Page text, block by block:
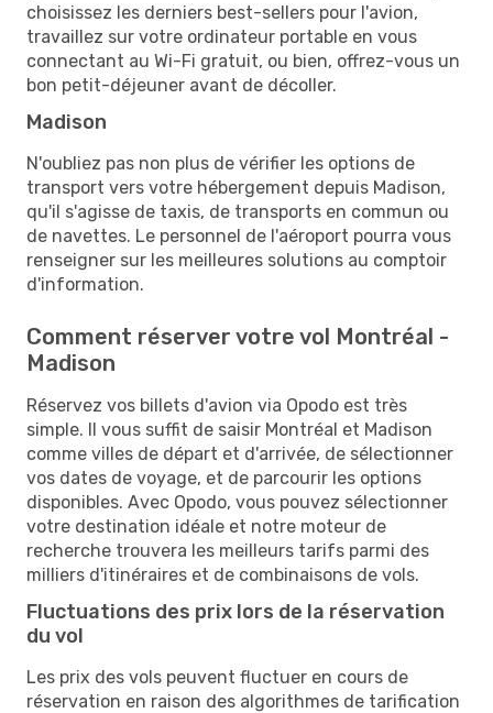
choisissez les derniers best-sellers pour l'avion,
travaillez sur votre ordinateur portable en vous
connectant au Wi-Fi gratuit, ou bien, offrez-vous un
bon petit-déjeuner avant de décoller.
Madison
N'oubliez pas non plus de vérifier les options de
transport vers votre hébergement depuis Madison,
qu'il s'agisse de taxis, de transports en commun ou
de navettes. Le personnel de l'aéroport pourra vous
renseigner sur les meilleures solutions au comptoir
d'information.
Comment réserver votre vol Montréal -
Madison
Réservez vos billets d'avion via Opodo est très
simple. Il vous suffit de saisir Montréal et Madison
comme villes de départ et d'arrivée, de sélectionner
vos dates de voyage, et de parcourir les options
disponibles. Avec Opodo, vous pouvez sélectionner
votre destination idéale et notre moteur de
recherche trouvera les meilleurs tarifs parmi des
milliers d'itinéraires et de combinaisons de vols.
Fluctuations des prix lors de la réservation
du vol
Les prix des vols peuvent fluctuer en cours de
réservation en raison des algorithmes de tarification